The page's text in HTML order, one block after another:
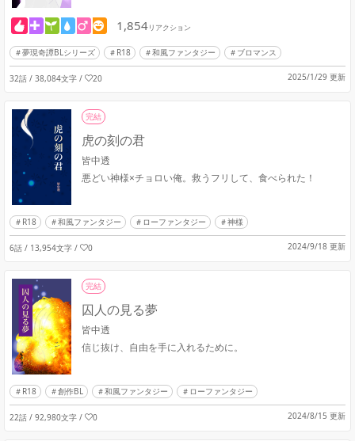
1,854リアクション
夢現奇譚BLシリーズ R18 和風ファンタジー ブロマンス
32話 / 38,084文字 / 20 2025/1/29 更新
完結
虎の刻の君
皆中透
悪どい神様×チョロい俺。救うフリして、食べられた！
R18 和風ファンタジー ローファンタジー 神様
6話 / 13,954文字 / 0 2024/9/18 更新
完結
囚人の見る夢
皆中透
信じ抜け、自由を手に入れるために。
R18 創作BL 和風ファンタジー ローファンタジー
22話 / 92,980文字 / 0 2024/8/15 更新